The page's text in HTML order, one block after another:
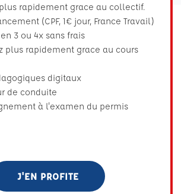
rapidement grace au collectif.
(CPF, 1€ jour, France Travail)
3 ou 4x sans frais
plus rapidement grace au cours
digitaux
de conduite
à l'examen du permis
J'EN PROFITE